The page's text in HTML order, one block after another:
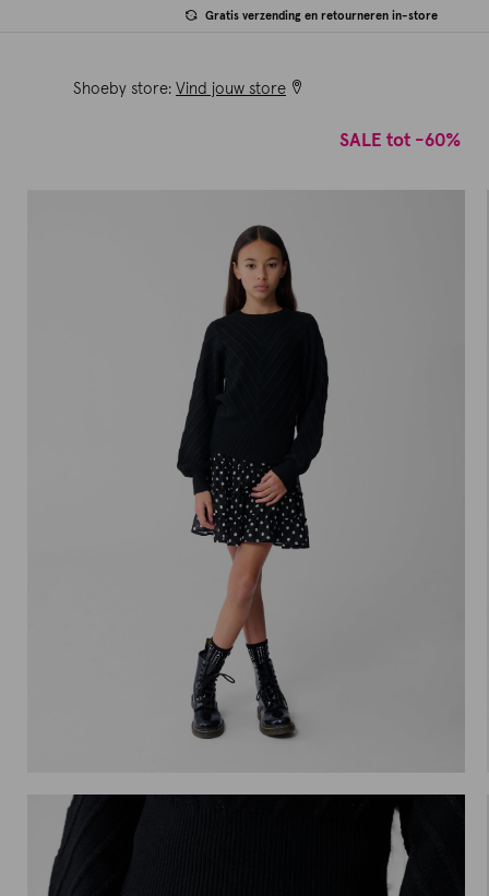
Gratis verzending en retourneren in-store
Shoeby store: Vind jouw store
SALE tot -60%